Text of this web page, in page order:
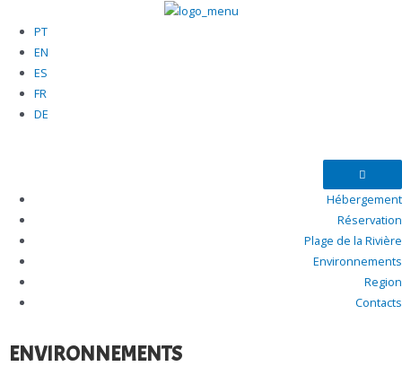
PT
EN
ES
FR
DE
Hébergement
Réservation
Plage de la Rivière
Environnements
Region
Contacts
ENVIRONNEMENTS​